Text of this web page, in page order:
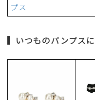
プス
いつものパンプス